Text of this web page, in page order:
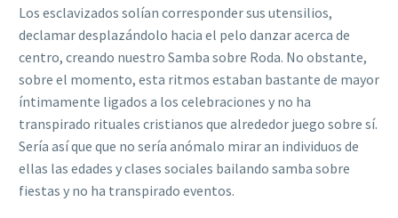
Los esclavizados solían corresponder sus utensilios,
declamar desplazándolo hacia el pelo danzar acerca de
centro, creando nuestro Samba sobre Roda. No obstante,
sobre el momento, esta ritmos estaban bastante de mayor
íntimamente ligados a los celebraciones y no ha
transpirado rituales cristianos que alrededor juego sobre sí.
Serí­a así que que no serí­a anómalo mirar an individuos de
ellas las edades y clases sociales bailando samba sobre
fiestas y no ha transpirado eventos.